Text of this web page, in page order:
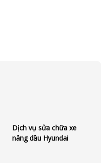
Dịch vụ sửa chữa xe
nâng dầu Hyundai